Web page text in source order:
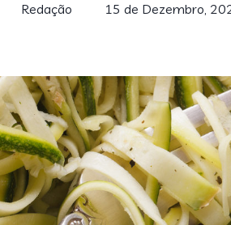
Redação 15 de Dezembro,